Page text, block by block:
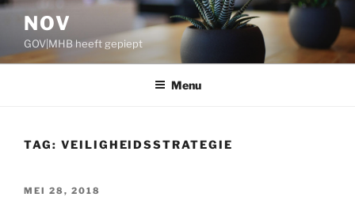
Ga
inhoud
NOV
GOV|MHB heeft gepiept
Menu
TAG: VEILIGHEIDSSTRATEGIE
GEPLAATST
MEI 28, 2018